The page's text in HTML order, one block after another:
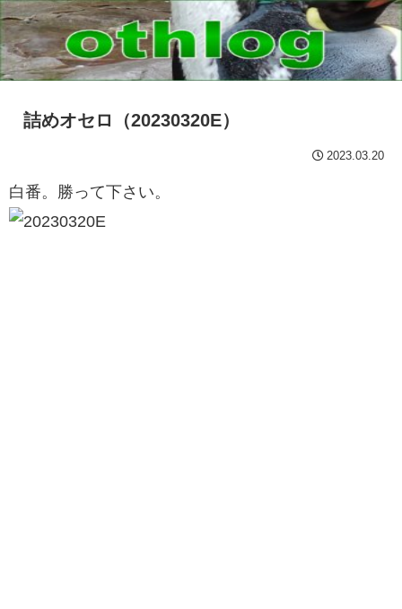
詰めオセロ（20230320E）
2023.03.20
白番。勝って下さい。